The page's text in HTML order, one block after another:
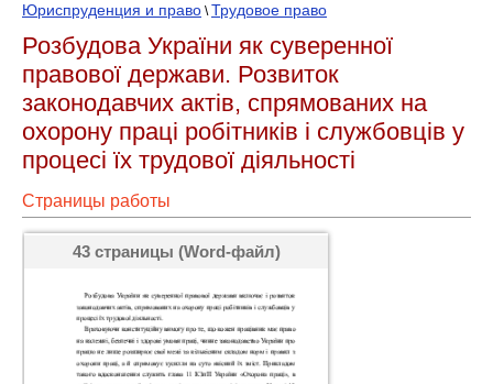
Юриспруденция и право \Трудовое право
Розбудова України як суверенної
правової держави. Розвиток
законодавчих актів, спрямованих на
охорону праці робітників і службовців у
процесі їх трудової діяльності
Страницы работы
43 страницы (Word-файл)